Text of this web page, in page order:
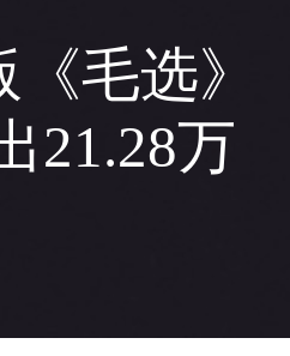
毛选》
21.28万